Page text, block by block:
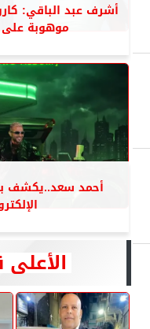
أشرف عبد الباقي:
موهوبة
أحمد سعد..يكشف
الأعلى